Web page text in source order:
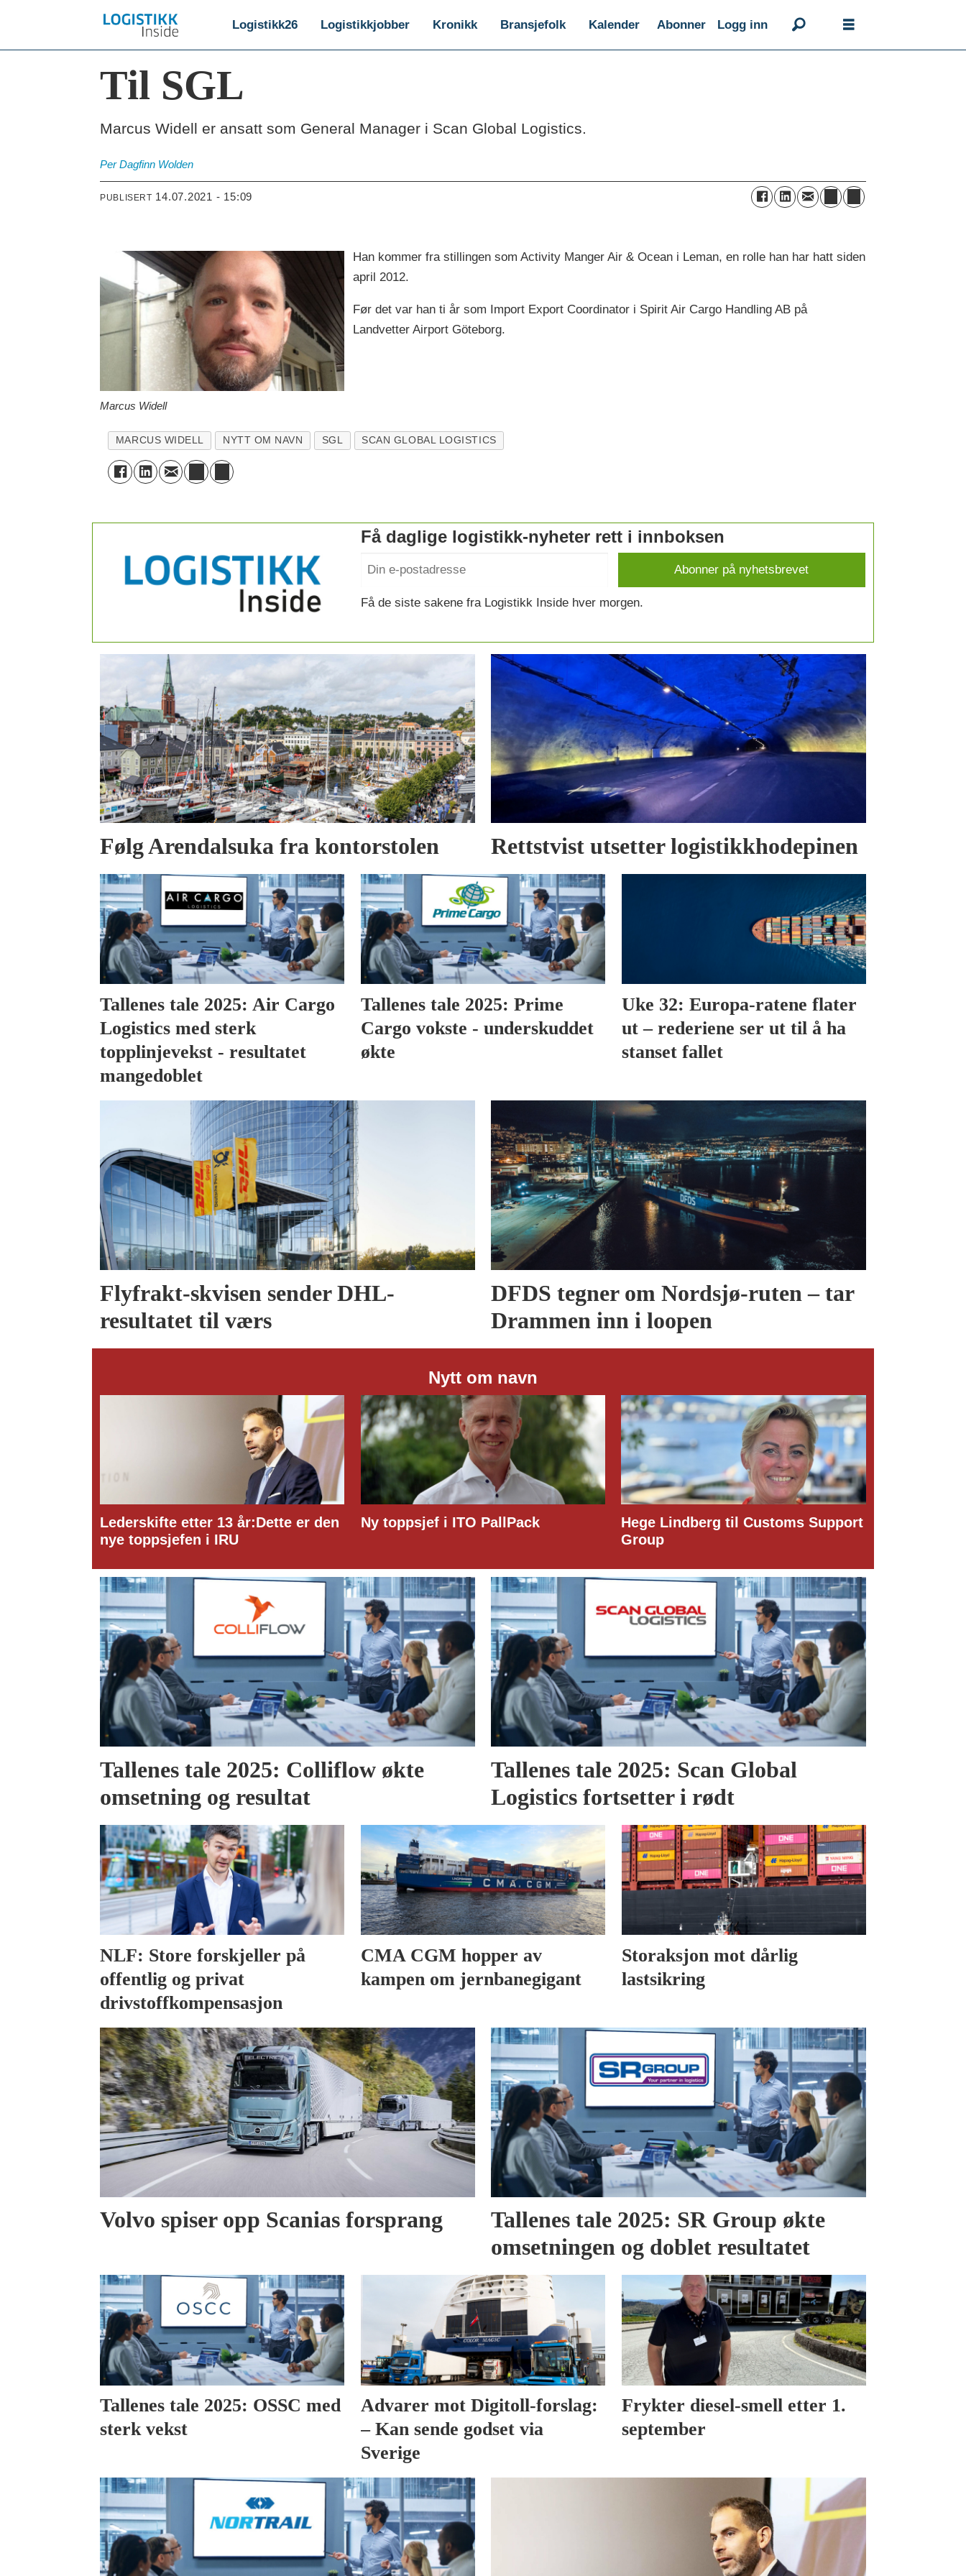
Logistikk26 Logistikkjobber Kronikk Bransjefolk Kalender Abonner Logg inn
Til SGL
Marcus Widell er ansatt som General Manager i Scan Global Logistics.
Per Dagfinn Wolden
PUBLISERT 14.07.2021 - 15:09
Marcus Widell
Han kommer fra stillingen som Activity Manger Air & Ocean i Leman, en rolle han har hatt siden
april 2012.
Før det var han ti år som Import Export Coordinator i Spirit Air Cargo Handling AB på
Landvetter Airport Göteborg.
MARCUS WIDELL NYTT OM NAVN SGL SCAN GLOBAL LOGISTICS
Få daglige logistikk-nyheter rett i innboksen
Få de siste sakene fra Logistikk Inside hver morgen.
Følg Arendalsuka fra kontorstolen Rettstvist utsetter logistikkhodepinen
Tallenes tale 2025: Air Cargo
Logistics med sterk
topplinjevekst - resultatet
mangedoblet
Tallenes tale 2025: Prime
Cargo vokste - underskuddet
økte
Uke 32: Europa-ratene flater
ut – rederiene ser ut til å ha
stanset fallet
Flyfrakt-skvisen sender DHL-
resultatet til værs
DFDS tegner om Nordsjø-ruten – tar
Drammen inn i loopen
Nytt om navn
etter 13 år:Dette er den
Ny toppsjef i ITO PallPack
Hege Lindberg til Customs Support
Dette er den nye styrelederen i
Tallenes tale 2025: Colliflow økte
omsetning og resultat
Tallenes tale 2025: Scan Global
Logistics fortsetter i rødt
NLF: Store forskjeller på
offentlig og privat
drivstoffkompensasjon
CMA CGM hopper av
kampen om jernbanegigant
Storaksjon mot dårlig
lastsikring
Volvo spiser opp Scanias forsprang
Tallenes tale 2025: SR Group økte
omsetningen og doblet resultatet
Tallenes tale 2025: OSSC med
sterk vekst
Advarer mot Digitoll-forslag:
– Kan sende godset via
Sverige
Frykter diesel-smell etter 1.
september